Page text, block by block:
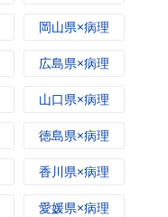
岡山県×病理
広島県×病理
山口県×病理
徳島県×病理
香川県×病理
愛媛県×病理